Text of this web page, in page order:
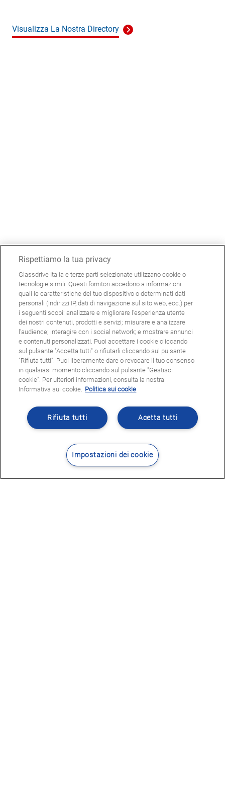
Visualizza La Nostra Directory
Rispettiamo la tua privacy
Glassdrive Italia e terze parti selezionate utilizzano cookie o
tecnologie simili. Questi fornitori accedono a informazioni
quali le caratteristiche del tuo dispositivo o determinati dati
personali (indirizzi IP, dati di navigazione sul sito web, ecc.) per
i seguenti scopi: analizzare e migliorare l'esperienza utente
dei nostri contenuti, prodotti e servizi; misurare e analizzare
l'audience; interagire con i social network; e mostrare annunci
e contenuti personalizzati. Puoi accettare i cookie cliccando
sul pulsante "Accetta tutti" o rifiutarli cliccando sul pulsante
"Rifiuta tutti". Puoi liberamente dare o revocare il tuo consenso
in qualsiasi momento cliccando sul pulsante "Gestisci
cookie". Per ulteriori informazioni, consulta la nostra
Informativa sui cookie. Politica sui cookie
Acetta tutti
Rifiuta tutti
Impostazioni dei cookie